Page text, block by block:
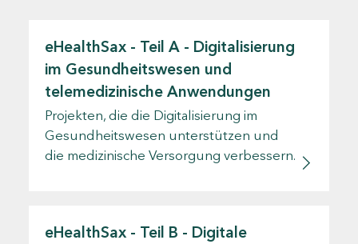
eHealthSax - Teil A - Digitalisierung
im Gesundheitswesen und
telemedizinische Anwendungen
Projekten, die die Digitalisierung im
Gesundheitswesen unterstützen und
die medizinische Versorgung verbessern.
eHealthSax - Teil B - Digitale